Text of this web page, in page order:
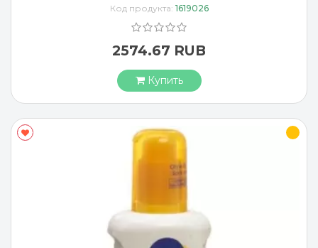
Код продукта: 1619026
2574.67 RUB
Купить